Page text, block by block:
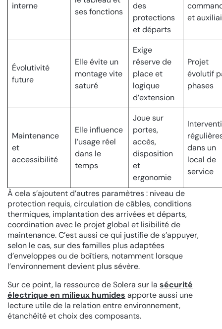
interne
ses fonctions
des
protections
et départs
et
Évolutivité
future
Elle évite un
montage vite
saturé
Exige
réserve de
place et
logique
d’extension
Projet
évolutif
phases
Maintenance
et
accessibilité
Elle influence
l’usage réel
dans le
temps
Joue sur
portes,
accès,
disposition
et
ergonomie
dans un
local de
service
À cela s’ajoutent d’autres paramètres : niveau de
protection requis, circulation de câbles, conditions
thermiques, implantation des arrivées et départs,
coordination avec le projet global et lisibilité de
maintenance. C’est aussi ce qui justifie de s’appuyer,
selon le cas, sur des familles plus adaptées
d’enveloppes ou de boîtiers, notamment lorsque
l’environnement devient plus sévère.
Sur ce point, la ressource de Solera sur la sécurité
électrique en milieux humides apporte aussi une
lecture utile de la relation entre environnement,
étanchéité et choix des composants.